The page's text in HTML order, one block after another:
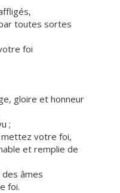
toutes sortes
foi
gloire et honneur
;
mettez votre foi,
et remplie de
âmes
foi.